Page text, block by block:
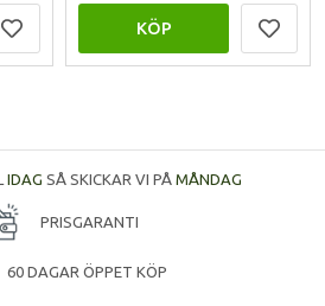
KÖP
IDAG SÅ SKICKAR VI PÅ MÅNDAG
PRISGARANTI
60 DAGAR ÖPPET KÖP